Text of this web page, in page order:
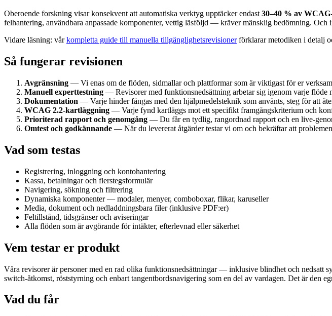
Oberoende forskning visar konsekvent att automatiska verktyg upptäcker endast 30–40 % av
felhantering, användbara anpassade komponenter, vettig läsföljd — kräver mänsklig bedömning.
Vidare läsning: vårkompletta guide till manuella tillgänglighetsrevisionerförklarar metodiken i detalj
Så fungerar revisionen
Avgränsning — Vi enas om de flöden, sidmallar och plattformar som är viktigast för er
Manuell experttestning — Revisorer med funktionsnedsättning arbetar sig igenom varje flöde
Dokumentation — Varje hinder fångas med den hjälpmedelsteknik som använts, steg för att
WCAG 2.2-kartläggning — Varje fynd kartläggs mot ett specifikt framgångskriterium och
Prioriterad rapport och genomgång — Du får en tydlig, rangordnad rapport och en live-
Omtest och godkännande — När du levererat åtgärder testar vi om och bekräftar att
Vad som testas
Registrering, inloggning och kontohantering
Kassa, betalningar och flerstegsformulär
Navigering, sökning och filtrering
Dynamiska komponenter — modaler, menyer, comboboxar, flikar, karuseller
Media, dokument och nedladdningsbara filer (inklusive PDF:er)
Feltillstånd, tidsgränser och aviseringar
Alla flöden som är avgörande för intäkter, efterlevnad eller säkerhet
Vem testar er produkt
Våra revisorer är personer med en rad olika funktionsnedsättningar — inklusive blindhet och
switch-åtkomst, röststyrning och enbart tangentbordsnavigering som en del av vardagen. Det är den
Vad du får